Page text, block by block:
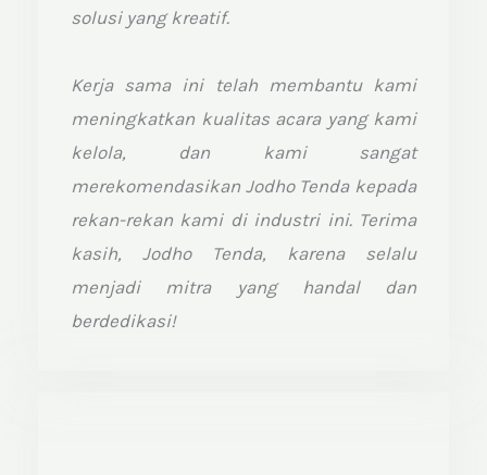
solusi yang kreatif.
Kerja sama ini telah membantu kami
meningkatkan kualitas acara yang kami
kelola, dan kami sangat
merekomendasikan Jodho Tenda kepada
rekan-rekan kami di industri ini. Terima
kasih, Jodho Tenda, karena selalu
menjadi mitra yang handal dan
berdedikasi!